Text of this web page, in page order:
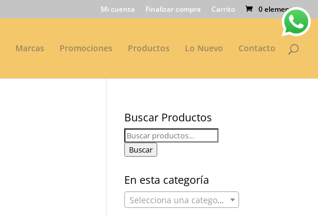
Mi cuenta Finalizar compra Carrito 0 elementos
Marcas Promociones Productos Lo Nuevo Contacto
Buscar Productos
Buscar
por:
Buscar
En esta categoría
Selecciona una categoría